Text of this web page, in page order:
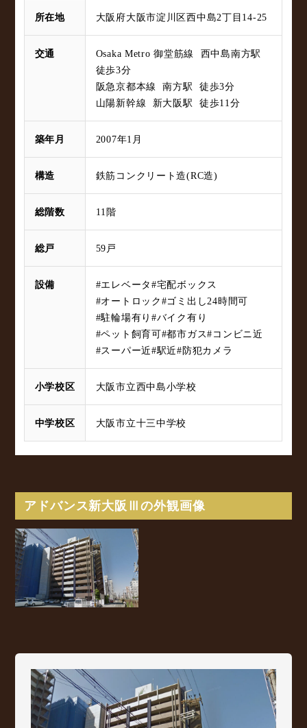
所在地 大阪府大阪市淀川区西中島2丁目14-25
交通
Osaka Metro 御堂筋線 西中島南方駅
徒歩3分
阪急京都本線 南方駅 徒歩3分
山陽新幹線 新大阪駅 徒歩11分
築年月 2007年1月
構造 鉄筋コンクリート造(RC造)
総階数 11階
総戸 59戸
設備 #エレベータ#宅配ボックス
#オートロック#ゴミ出し24時間可
#駐輪場有り#バイク有り
#ペット飼育可#都市ガス#コンビニ近
#スーパー近#駅近#防犯カメラ
小学校区 大阪市立西中島小学校
中学校区 大阪市立十三中学校
アドバンス新大阪Ⅲの外観画像